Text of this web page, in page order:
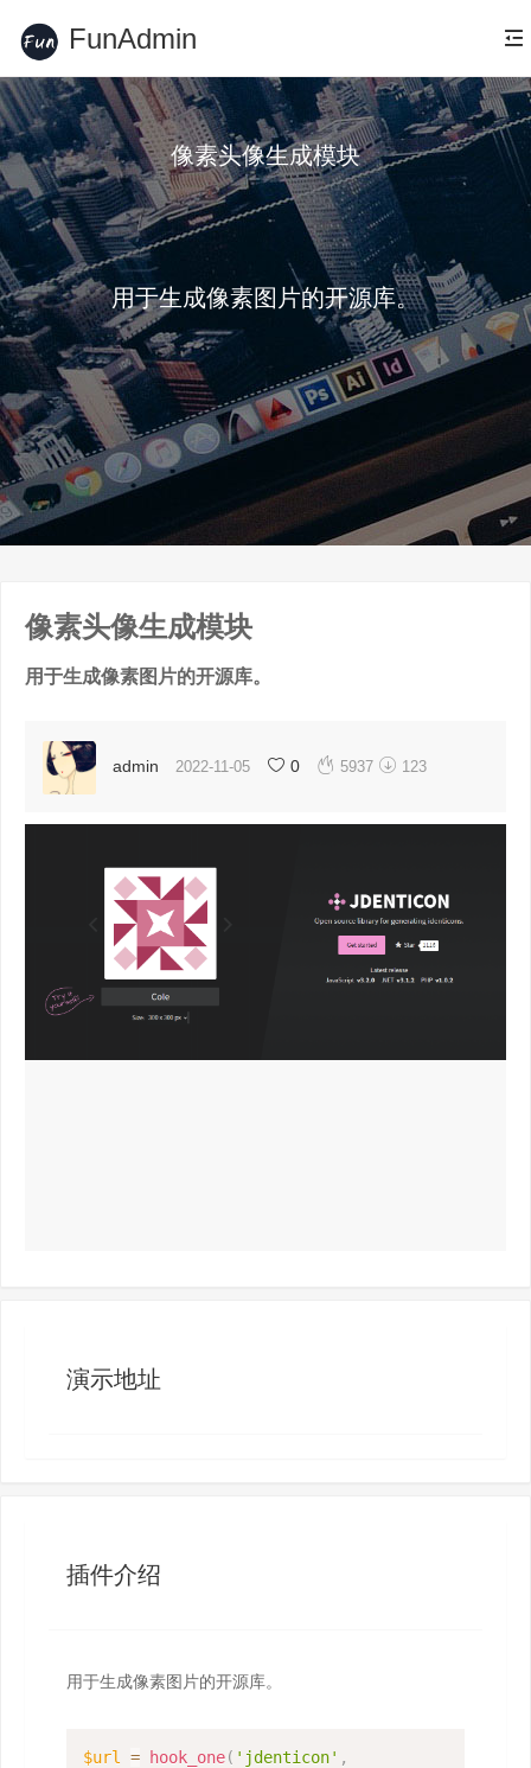
FunAdmin
像素头像生成模块
用于生成像素图片的开源库。
像素头像生成模块
用于生成像素图片的开源库。
admin 2022-11-05  0 5937  123
演示地址
插件介绍
用于生成像素图片的开源库。
$url = hook_one( 'jdenticon' ,